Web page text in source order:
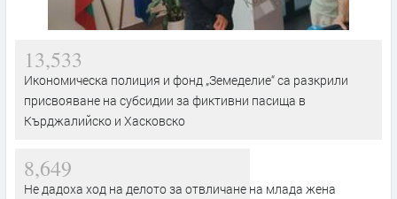
13,533
Икономическа полиция и фонд „Земеделие“ са разкрили
присвояване на субсидии за фиктивни пасища в
Кърджалийско и Хасковско
8,649
Не дадоха ход на делото за отвличане на млада жена